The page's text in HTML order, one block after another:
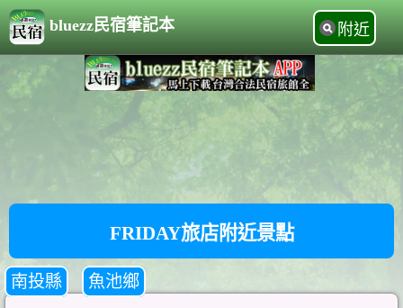
bluezz民宿筆記本 附近
FRIDAY旅店附近景點
南投縣 魚池鄉